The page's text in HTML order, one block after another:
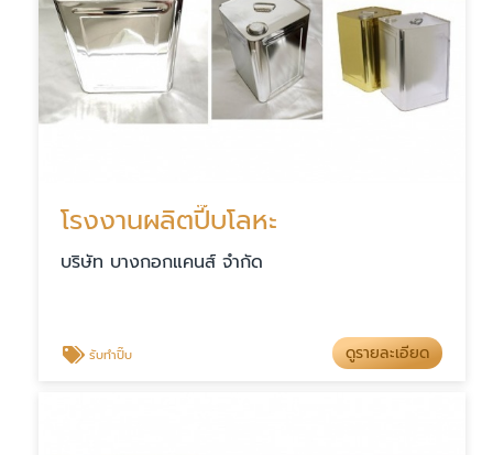
โรงงานผลิตปี๊บโลหะ
บริษัท บางกอกแคนส์ จำกัด
รับทำปิ๊บ ดูรายละเอียด